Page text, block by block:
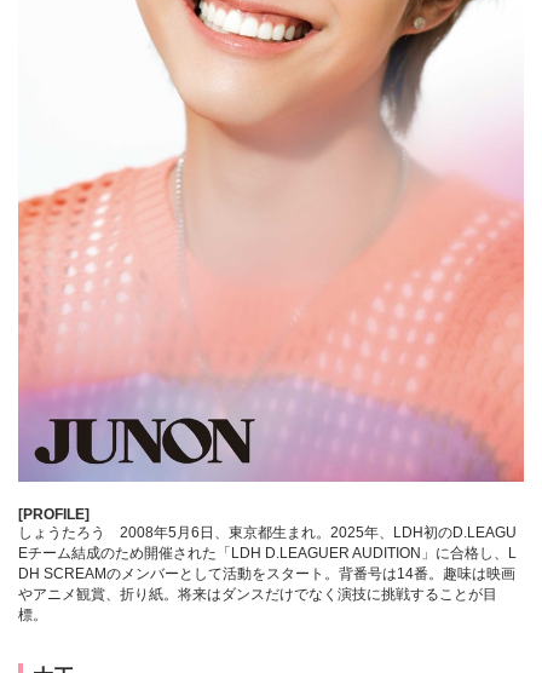
[PROFILE]
しょうたろう 2008年5月6日、東京都生まれ。2025年、LDH初のD.LEAGU
Eチーム結成のため開催された「LDH D.LEAGUER AUDITION」に合格し、L
DH SCREAMのメンバーとして活動をスタート。背番号は14番。趣味は映画
やアニメ観賞、折り紙。将来はダンスだけでなく演技に挑戦することが目
標。